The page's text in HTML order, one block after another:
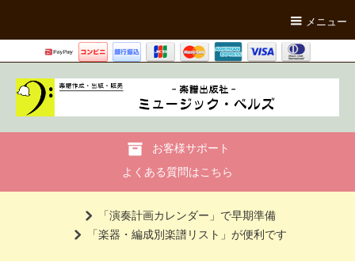
メニュー
お客様サポート
よくある質問はこちら
「演奏計画カレンダー」で早期準備
「楽器・編成別楽譜リスト」が便利です